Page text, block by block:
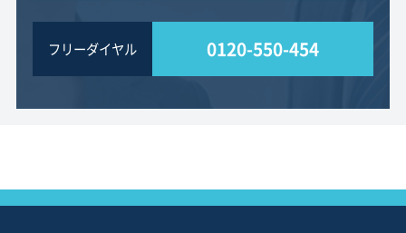
フリーダイヤル 0120-550-454